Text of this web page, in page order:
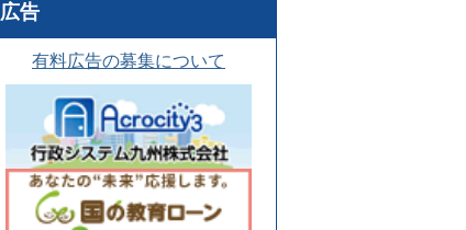
広告
有料広告の募集について